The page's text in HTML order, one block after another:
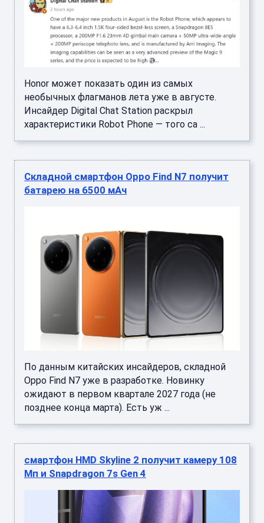
Honor может показать один из самых
необычных флагманов лета уже в августе.
Инсайдер Digital Chat Station раскрыл
характеристики Robot Phone — того са ...
Складной смартфон Oppo Find N7 получит
батарею на 6500 мАч
По данным китайских инсайдеров, складной
Oppo Find N7 уже в разработке. Новинку
ожидают в первом квартале 2027 года (не
позднее конца марта). Есть уж ...
смартфон HMD Skyline 2 получит камеру 108
Мп и Snapdragon 7s Gen 4